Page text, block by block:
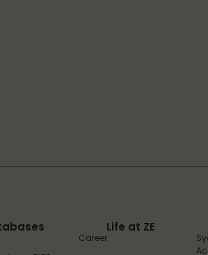
Life at ZE
Career